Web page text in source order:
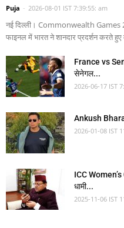
Puja - 2026-08-01 IST 7:39:55: am
नई दिल्ली। Commonwealth Games
फाइनल में भारत ने शानदार प्रदर्शन करते
France vs
सेनेगल...
2026-06-17 IST
Ankush
2026-01-08 IST
ICC
धामी...
2025-11-06 IST